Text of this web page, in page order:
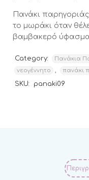
Πανάκι
το μωράκι όταν
βαμβακερό
Category: Πανάκια
νεογέννητο , πανάκι
SKU: panaki09